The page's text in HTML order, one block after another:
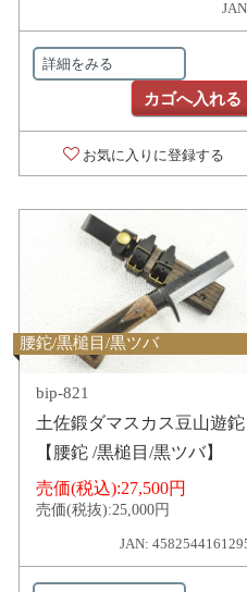
詳細をみる
カゴへ入れる
お気に入りに登録する
腰鉈/黒槌目/黒ツバ
bip-821
土佐鍛ダマスカス豆山遊鉈
【腰鉈 /黒槌目/黒ツバ】
売価(税込):27,500円
売価(税抜):25,000円
JAN: